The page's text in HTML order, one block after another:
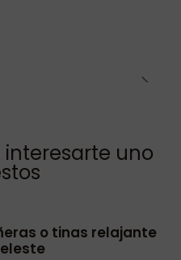
uno
o tinas relajante